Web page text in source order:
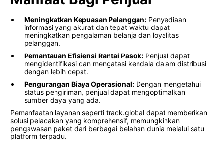
Meningkatkan Kepuasan Pelanggan: Penyediaan
informasi yang akurat dan tepat waktu dapat
meningkatkan pengalaman belanja dan loyalitas
pelanggan.
Pemantauan Efisiensi Rantai Pasok: Penjual dapat
mengidentifikasi dan mengatasi kendala dalam distribusi
dengan lebih cepat.
Pengurangan Biaya Operasional: Dengan mengetahui
status pengiriman, penjual dapat mengoptimalkan
sumber daya yang ada.
Pemanfaatan layanan seperti track.global dapat memberikan
solusi pelacakan yang komprehensif, memungkinkan
pengawasan paket dari berbagai belahan dunia melalui satu
platform terpadu.